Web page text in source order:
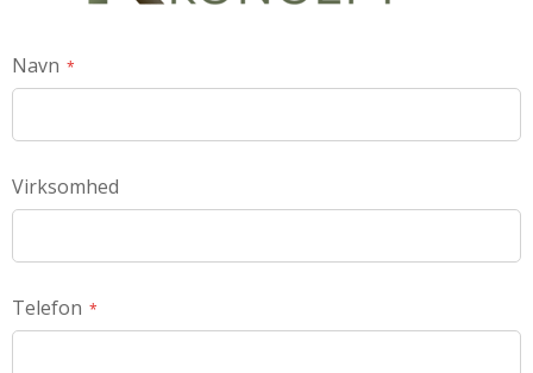
Navn
Virksomhed
Telefon